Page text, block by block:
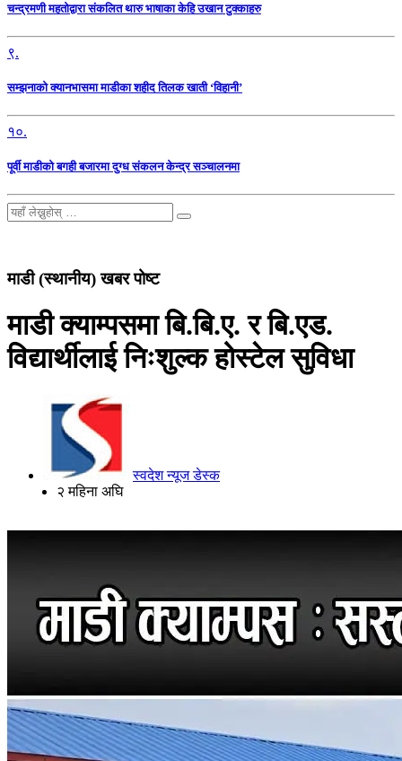
चन्द्रमणी महतोद्वारा संकलित थारु भाषाका केहि उखान टुक्काहरु
९.
सम्झनाको क्यानभासमा माडीका शहीद तिलक खाती ‘विहानी’
१०.
पूर्वी माडीको बगही बजारमा दुग्ध संकलन केन्द्र सञ्चालनमा
माडी (स्थानीय) खबर पोष्ट
माडी क्याम्पसमा बि.बि.ए. र बि.एड.
विद्यार्थीलाई निःशुल्क होस्टेल सुविधा
स्वदेश न्यूज डेस्क
२ महिना अघि